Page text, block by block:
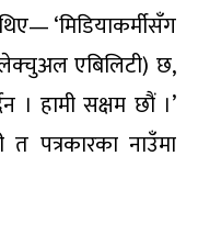
‘मिडियाकर्मीसँग
एबिलिटी) छ,
। हामी सक्षम छौं ।’
पत्रकारका नाउँमा